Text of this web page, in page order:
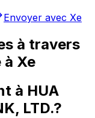
Envoyer avec Xe
à travers
Xe
à HUA
LTD.?